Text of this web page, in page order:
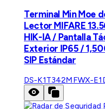
Terminal Min Moe
Lector MIFARE
HIK-IA / Pantalla
Exterior IP65 /
SIP Estándar
DS-K1T342MFWX-E1